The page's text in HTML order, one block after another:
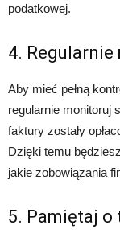
podatkowej.
4.
Aby mieć pełną
regularnie monitoruj
faktury zostały
Dzięki temu
jakie zobowiązania
5. Pamiętaj o